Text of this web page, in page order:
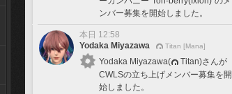
ンバー募集を開始しました。
本日 12:58
Yodaka Miyazawa
Titan [Mana]
Yodaka Miyazawa(
Titan)さんが
CWLSの立ち上げメンバー募集を開
始しました。